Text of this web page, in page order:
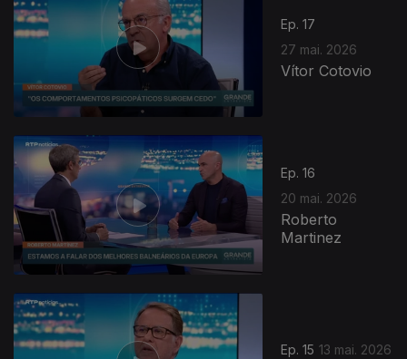
Ep. 17
27 mai. 2026
Vítor Cotovio
Ep. 16
20 mai. 2026
Roberto
Martinez
Ep. 15 13 mai. 2026